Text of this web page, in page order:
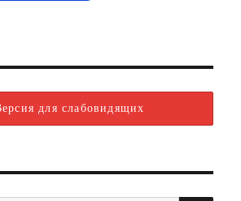
для слабовидящих